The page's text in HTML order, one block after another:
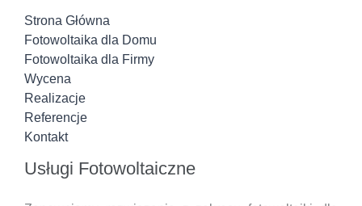
Strona Główna
Fotowoltaika dla Domu
Fotowoltaika dla Firmy
Wycena
Realizacje
Referencje
Kontakt
Usługi Fotowoltaiczne